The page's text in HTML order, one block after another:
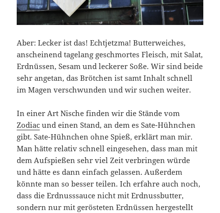
Aber: Lecker ist das! Echtjetzma! Butterweiches,
anscheinend tagelang geschmortes Fleisch, mit Salat,
Erdnüssen, Sesam und leckerer Soße. Wir sind beide
sehr angetan, das Brötchen ist samt Inhalt schnell
im Magen verschwunden und wir suchen weiter.
In einer Art Nische finden wir die Stände vom
Zodiac und einen Stand, an dem es Sate-Hühnchen
gibt. Sate-Hühnchen ohne Spieß, erklärt man mir.
Man hätte relativ schnell eingesehen, dass man mit
dem Aufspießen sehr viel Zeit verbringen würde
und hätte es dann einfach gelassen. Außerdem
könnte man so besser teilen. Ich erfahre auch noch,
dass die Erdnusssauce nicht mit Erdnussbutter,
sondern nur mit gerösteten Erdnüssen hergestellt